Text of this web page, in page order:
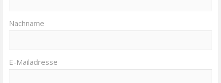
Nachname
E-Mailadresse